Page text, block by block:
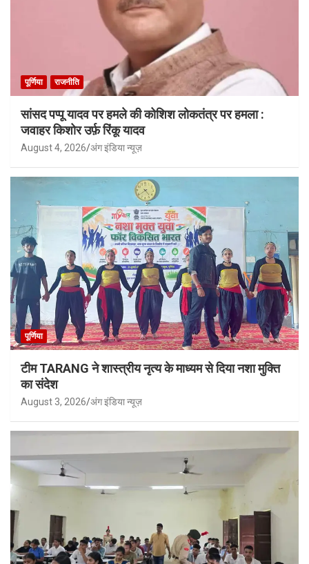
पूर्णिया राजनीति
सांसद पप्पू यादव पर हमले की कोशिश लोकतंत्र पर हमला :
जवाहर किशोर उर्फ़ रिंकू यादव
August 4, 2026 अंग इंडिया न्यूज़
पूर्णिया
टीम TARANG ने शास्त्रीय नृत्य के माध्यम से दिया नशा मुक्ति
का संदेश
August 3, 2026 अंग इंडिया न्यूज़